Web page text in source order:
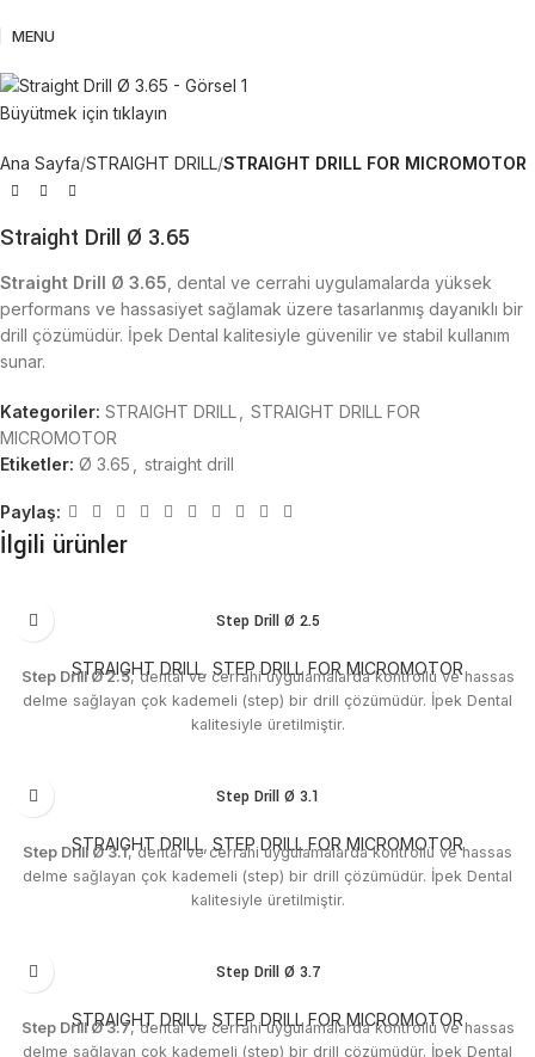
MENU
Büyütmek için tıklayın
Ana Sayfa STRAIGHT DRILL STRAIGHT DRILL FOR MICROMOTOR
Straight Drill Ø 3.65
Straight Drill Ø 3.65 , dental ve cerrahi uygulamalarda yüksek
performans ve hassasiyet sağlamak üzere tasarlanmış dayanıklı bir
drill çözümüdür. İpek Dental kalitesiyle güvenilir ve stabil kullanım
sunar.
Kategoriler: STRAIGHT DRILL
STRAIGHT DRILL FOR
MICROMOTOR
Etiketler: Ø 3.65 straight drill
Paylaş:
İlgili ürünler
Step Drill Ø 2.5
STRAIGHT DRILL STEP DRILL FOR MICROMOTOR
Step Drill Ø 2.5, dental ve cerrahi uygulamalarda kontrollü ve hassas
delme sağlayan çok kademeli (step) bir drill çözümüdür. İpek Dental
kalitesiyle üretilmiştir.
Step Drill Ø 3.1
STRAIGHT DRILL STEP DRILL FOR MICROMOTOR
Step Drill Ø 3.1, dental ve cerrahi uygulamalarda kontrollü ve hassas
delme sağlayan çok kademeli (step) bir drill çözümüdür. İpek Dental
kalitesiyle üretilmiştir.
Step Drill Ø 3.7
STRAIGHT DRILL STEP DRILL FOR MICROMOTOR
Step Drill Ø 3.7, dental ve cerrahi uygulamalarda kontrollü ve hassas
delme sağlayan çok kademeli (step) bir drill çözümüdür. İpek Dental